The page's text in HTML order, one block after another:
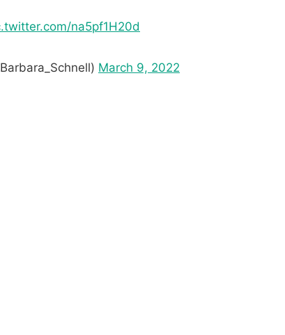
na5pf1H20d
March 9, 2022